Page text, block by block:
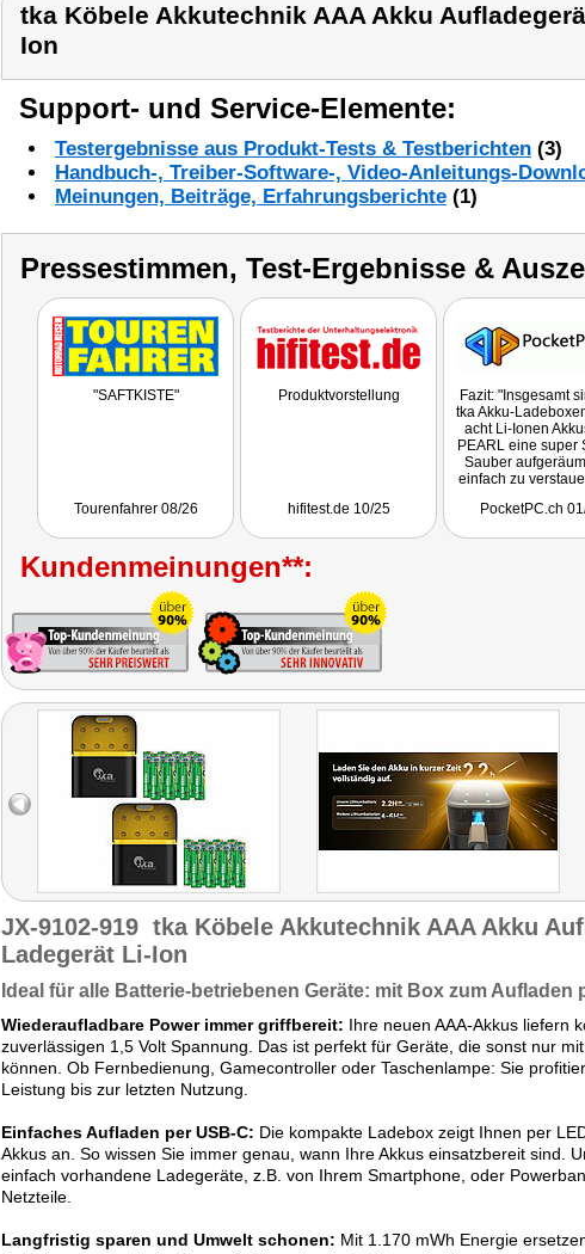
tka Köbele Akkutechnik AAA Akku
Ion
Support- und Service-Elemente:
Testergebnisse aus Produkt-Tests & Testberichten (3)
Handbuch-, Treiber-Software-, Video-Anleitungs-
Meinungen, Beiträge, Erfahrungsberichte (1)
Pressestimmen, Test-Ergebnisse &
"SAFTKISTE"
Tourenfahrer 08/26
Produktvorstellung
hifitest.de 10/25
Fazit: "Insgesamt
tka Akku-
acht Li-Ionen
PEARL eine super
Sauber
einfach zu
richtig praktisch
jedem Haushalt
PocketPC.ch
Kundenmeinungen**:
JX-9102-919 tka Köbele Akkutechnik AAA Akku
Ladegerät Li-Ion
Ideal für alle Batterie-betriebenen Geräte: mit Box zum Aufladen
Wiederaufladbare Power immer griffbereit: Ihre neuen AAA-Akkus liefern
zuverlässigen 1,5 Volt Spannung. Das ist perfekt für Geräte, die sonst nur
können. Ob Fernbedienung, Gamecontroller oder Taschenlampe: Sie
Leistung bis zur letzten Nutzung.
Einfaches Aufladen per USB-C: Die kompakte Ladebox zeigt Ihnen per
Akkus an. So wissen Sie immer genau, wann Ihre Akkus einsatzbereit sind.
einfach vorhandene Ladegeräte, z.B. von Ihrem Smartphone, oder
Netzteile.
Langfristig sparen und Umwelt schonen: Mit 1.170 mWh Energie